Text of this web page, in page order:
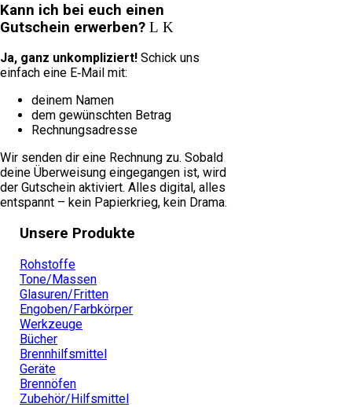
Kann ich bei euch einen
Gutschein erwerben?
Ja, ganz unkompliziert! Schick uns
einfach eine E‑Mail mit:
deinem Namen
dem gewünschten Betrag
Rechnungsadresse
Wir senden dir eine Rechnung zu. Sobald
deine Überweisung eingegangen ist, wird
der Gutschein aktiviert. Alles digital, alles
entspannt – kein Papierkrieg, kein Drama.
Unsere Produkte
Rohstoffe
Tone/Massen
Glasuren/Fritten
Engoben/Farbkörper
Werkzeuge
Bücher
Brennhilfsmittel
Geräte
Brennöfen
Zubehör/Hilfsmittel